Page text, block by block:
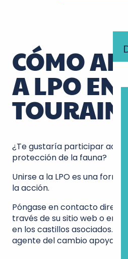
CÓMO
A LPO EN
¿Te gustaría participar
protección de la fauna?
Unirse a la LPO es una forma
la acción.
Póngase en contacto
través de su sitio web o en
en los castillos asociados.
agente del cambio